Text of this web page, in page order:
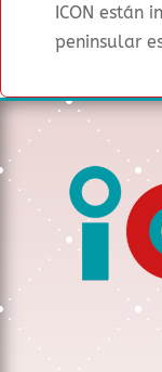
ICON están
peninsular